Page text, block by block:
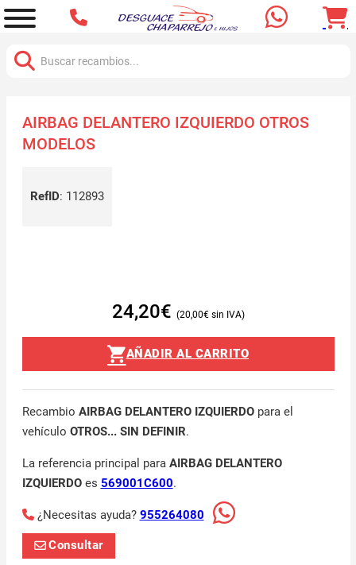
AIRBAG DELANTERO IZQUIERDO OTROS
MODELOS
RefID: 112893
24,20€ 20,00€
AÑADIR AL CARRITO
Recambio AIRBAG DELANTERO IZQUIERDOpara el
vehículo OTROS... SIN DEFINIR.
La referencia principal para AIRBAG DELANTERO
IZQUIERDOes 569001C600.
¿Necesitas ayuda? 955264080
Consultar